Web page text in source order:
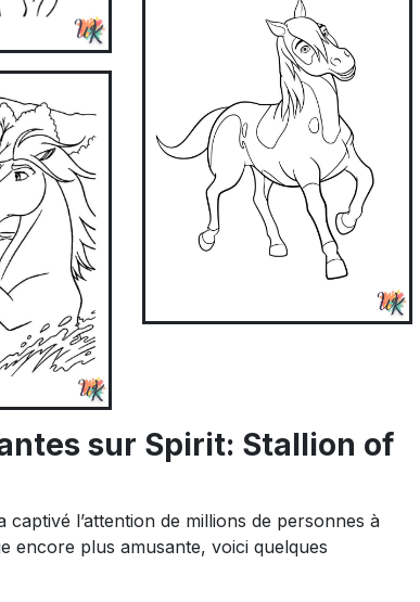
sur Spirit: Stallion of
l’attention de millions de personnes à
encore plus amusante, voici quelques